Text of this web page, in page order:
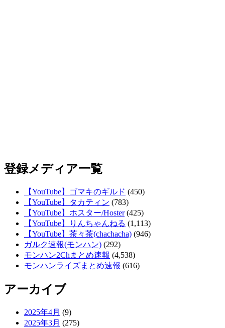
登録メディア一覧
【YouTube】ゴマキのギルド (450)
【YouTube】タカティン (783)
【YouTube】ホスター/Hoster(425)
【YouTube】りんちゃんねる (1,113)
【YouTube】茶々茶(chachacha) (946)
ガルク速報(モンハン) (292)
モンハン2Chまとめ速報 (4,538)
モンハンライズまとめ速報 (616)
アーカイブ
2025年4月 (9)
2025年3月 (275)